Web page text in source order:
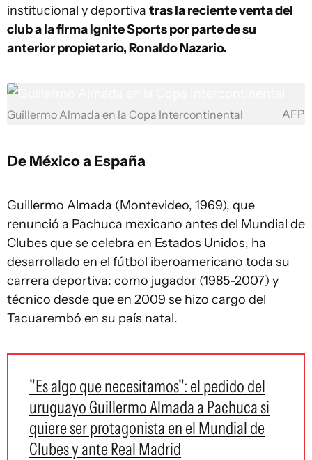
institucional y deportiva tras la reciente venta del
club a la firma Ignite Sports por parte de su
anterior propietario, Ronaldo Nazario.
Guillermo Almada en la Copa Intercontinental AFP
De México a España
Guillermo Almada (Montevideo, 1969), que
renunció a Pachuca mexicano antes del Mundial de
Clubes que se celebra en Estados Unidos, ha
desarrollado en el fútbol iberoamericano toda su
carrera deportiva: como jugador (1985-2007) y
técnico desde que en 2009 se hizo cargo del
Tacuarembó en su país natal.
"Es algo que necesitamos": el pedido del
uruguayo Guillermo Almada a Pachuca si
quiere ser protagonista en el Mundial de
Clubes y ante Real Madrid